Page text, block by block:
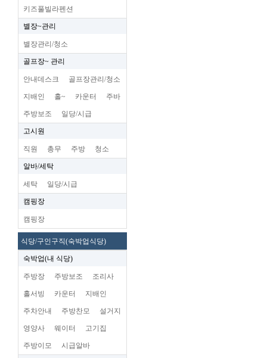
키즈풀빌라펜션
별장~관리
별장관리/청소
골프장~ 관리
안내데스크 골프장관리/청소
지배인 홀~ 카운터 주바
주방보조 일당/시급
고시원
직원 총무 주방 청소
알바/세탁
세탁 일당/시급
캠핑장
캠핑장
식당/구인구직(숙박업식당)
숙박업(내 식당)
주방장 주방보조 조리사
홀서빙 카운터 지배인
주차안내 주방찬모 설거지
영양사 웨이터 고기집
주방이모 시급알바